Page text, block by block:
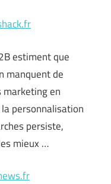
estiment que
manquent de
marketing en
personnalisation
persiste,
mieux …